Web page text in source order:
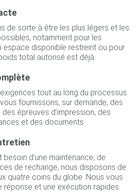
de sorte à être les plus légers et les
notamment pour les
espace disponible restreint ou pour
total autorisé est déjà
tout au long du processus
fournissons, sur demande, des
épreuves d’impression, des
et des documents
d’une maintenance, de
de rechange, nous disposons de
quatre coins du globe. Nous vous
réponse et une exécution rapides.